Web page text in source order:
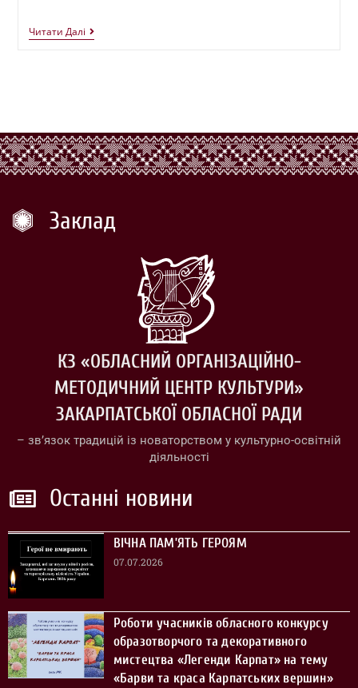
Читати Далі
Заклад
КЗ «ОБЛАСНИЙ ОРГАНІЗАЦІЙНО-
МЕТОДИЧНИЙ ЦЕНТР КУЛЬТУРИ»
ЗАКАРПАТСЬКОЇ ОБЛАСНОЇ РАДИ
– зв’язок традицій із новаторством у культурно-освітній
діяльності
Останні новини
ВІЧНА ПАМ’ЯТЬ ГЕРОЯМ
07.07.2026
Роботи учасників обласного конкурсу
образотворчого та декоративного
мистецтва «Легенди Карпат» на тему
«Барви та краса Карпатських вершин»